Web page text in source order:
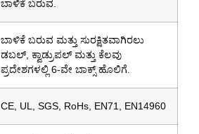
ಬಾಳಿಕೆ ಬರುವ.
ಬಾಳಿಕೆ ಬರುವ ಮತ್ತು ಸುರಕ್ಷಿತವಾಗಿರಲು
ಡಬಲ್, ಕ್ವಾಡ್ರುಪಲ್ ಮತ್ತು ಕೆಲವು
ಪ್ರದೇಶಗಳಲ್ಲಿ 6-ವೇ ಬಾಕ್ಸ್ ಹೊಲಿಗೆ.
CE, UL, SGS, RoHs, EN71, EN14960